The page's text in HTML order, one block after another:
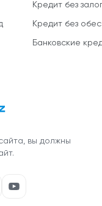
Кредит без
Кредит без
Банковские
вы должны